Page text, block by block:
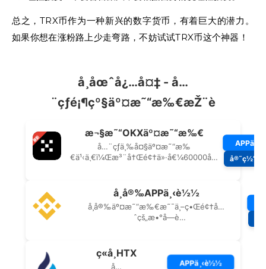
总之，TRX币作为一种新兴的数字货币，有着巨大的潜力。
如果你想在涨粉路上少走弯路，不妨试试TRX币这个神器！